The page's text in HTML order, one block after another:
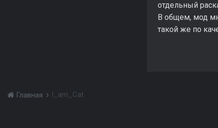
отдельный
В общем, мод
такой же по
Главная I_am_Cat